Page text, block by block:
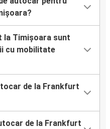
la Timișoara sunt
cu mobilitate
de la Frankfurt
de la Frankfurt